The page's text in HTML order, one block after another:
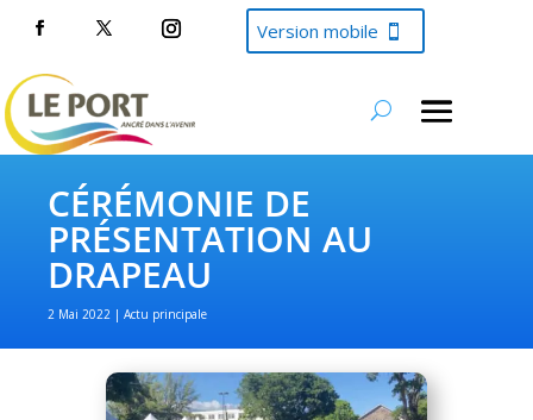
Version mobile
CÉRÉMONIE DE
PRÉSENTATION AU
DRAPEAU
2 Mai 2022 Actu principale